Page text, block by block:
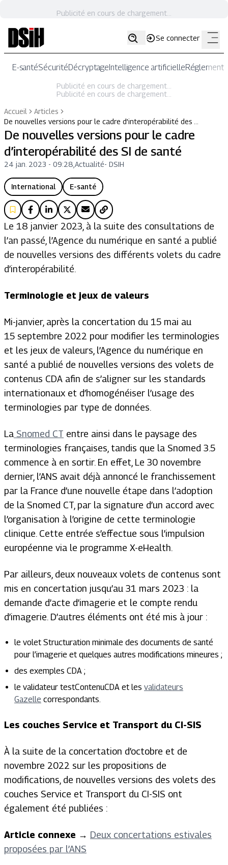
Publicité en cours de chargement...
Se connecter
E-santéSécuritéDécryptageIntelligence artificielle
Publicité en cours de chargement...
Publicité en cours de chargement...
Accueil
Articles
De nouvelles versions pour le cadre d’interopérabilité des …
De nouvelles versions pour le cadre
d’interopérabilité des SI de santé
24 jan. 2023 - 09:28 Actualité- DSIH
International E-santé
Le 18 janvier 2023, à la suite des consultations de
l’an passé, l’Agence du numérique en santé a publié
de nouvelles versions des différents volets du cadre
d’interopérabilité.
Terminologie et jeux de valeurs
Mi-janvier, après la concertation du 15 mai au
15 septembre 2022 pour modifier les terminologies
et les jeux de valeurs, l’Agence du numérique en
santé a publié de nouvelles versions des volets de
contenus CDA afin de s’aligner sur les standards
internationaux et d’homogénéiser l’usage des
terminologies par type de données.
La Snomed CT entre ainsi dans le paysage des
terminologies françaises, tandis que la Snomed 3.5
commence à en sortir. En effet, Le 30 novembre
dernier, l’ANS avait déjà annoncé le franchissement
par la France d’une nouvelle étape dans l’adoption
de la Snomed CT, par la signature d’un accord avec
l’organisation à l’origine de cette terminologie
clinique. Cette entrée s’effectue sous l’impulsion
européenne via le programme X-eHealth.
Par ailleurs, deux nouveaux volets de contenus sont
mis en concertation jusqu’au 31 mars 2023 : la
demande d’acte d’imagerie et le compte rendu
d’imagerie. D’autres éléments ont été mis à jour :
le volet Structuration minimale des documents de santé
pour l’imagerie et quelques autres modifications mineures ;
des exemples CDA ;
le validateur testContenuCDA et les validateurs
Gazelle correspondants.
Les couches Service et Transport du CI-SIS
À la suite de la concertation d’octobre et de
novembre 2022 sur les propositions de
modifications, de nouvelles versions des volets des
couches Service et Transport du CI-SIS ont
également été publiées :
Article connexe → Deux concertations estivales
proposées par l’ANS